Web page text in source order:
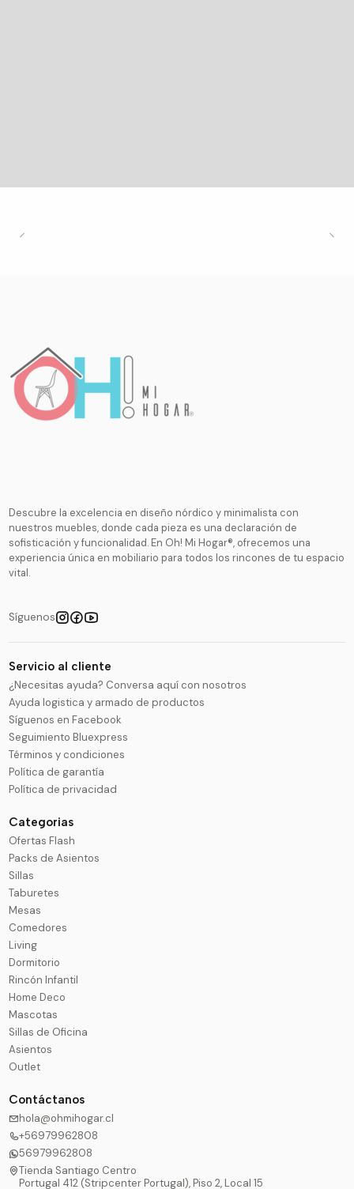
Descubre la excelencia en diseño nórdico y minimalista con
nuestros muebles, donde cada pieza es una declaración de
sofisticación y funcionalidad. En Oh! Mi Hogar®, ofrecemos una
experiencia única en mobiliario para todos los rincones de tu espacio
vital.
Síguenos
Servicio al cliente
¿Necesitas ayuda? Conversa aquí con nosotros
Ayuda logistica y armado de productos
Síguenos en Facebook
Seguimiento Bluexpress
Términos y condiciones
Política de garantía
Política de privacidad
Categorias
Ofertas Flash
Packs de Asientos
Sillas
Taburetes
Mesas
Comedores
Living
Dormitorio
Rincón Infantil
Home Deco
Mascotas
Sillas de Oficina
Asientos
Outlet
Contáctanos
hola@ohmihogar.cl
+56979962808
56979962808
Tienda Santiago Centro
Portugal 412 (Stripcenter Portugal), Piso 2, Local 15